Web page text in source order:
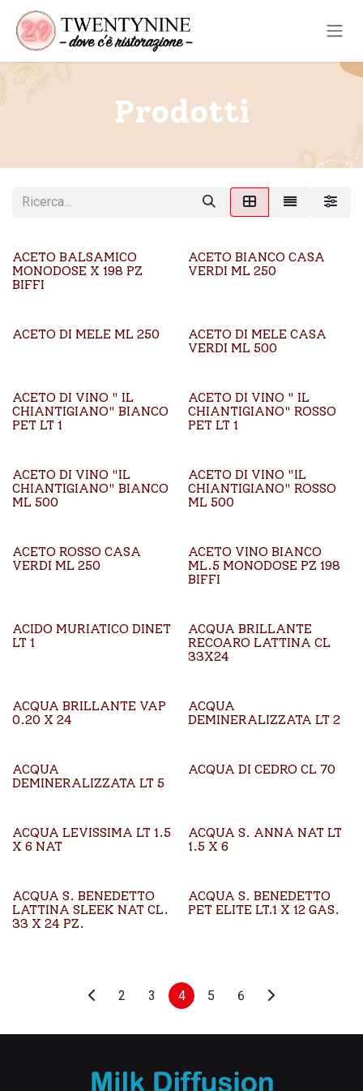
Passa al contenuto
Prodotti
ACETO BALSAMICO
MONODOSE X 198 PZ
BIFFI
ACETO BIANCO CASA
VERDI ML 250
ACETO DI MELE ML 250
ACETO DI MELE CASA
VERDI ML 500
ACETO DI VINO " IL
CHIANTIGIANO" BIANCO
PET LT 1
ACETO DI VINO " IL
CHIANTIGIANO" ROSSO
PET LT 1
ACETO DI VINO "IL
CHIANTIGIANO" BIANCO
ML 500
ACETO DI VINO "IL
CHIANTIGIANO" ROSSO
ML 500
ACETO ROSSO CASA
VERDI ML 250
ACETO VINO BIANCO
ML.5 MONODOSE PZ 198
BIFFI
ACIDO MURIATICO DINET
LT 1
ACQUA BRILLANTE
RECOARO LATTINA CL
33X24
ACQUA BRILLANTE VAP
0.20 X 24
ACQUA
DEMINERALIZZATA LT 2
ACQUA
DEMINERALIZZATA LT 5
ACQUA DI CEDRO CL 70
ACQUA LEVISSIMA LT 1.5
X 6 NAT
ACQUA S. ANNA NAT LT
1.5 X 6
ACQUA S. BENEDETTO
LATTINA SLEEK NAT CL.
33 X 24 PZ.
ACQUA S. BENEDETTO
PET ELITE LT.1 X 12 GAS.
2 3 4 5 6